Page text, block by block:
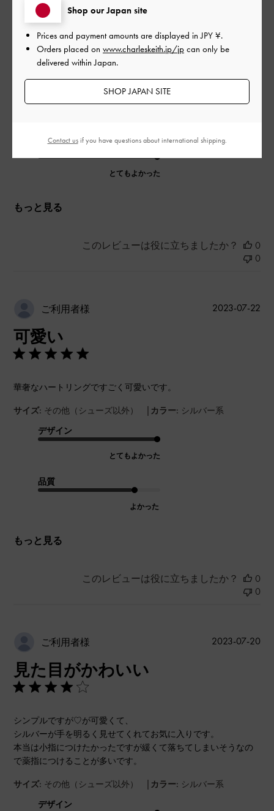
ハートモチーフのものは持っていなかったのですが、とても可
愛く、気に入りました。
サイズ: その他（シューズ以外） |カラー: シルバー系
とてもよかった
もっと見る
このレビューは役に立ちましたか？
0
0
ご利用者様
可愛い
華奢なハートリングですごく可愛いです。
サイズ: その他（シューズ以外） | カラー: シルバー系
デザイン
とてもよかった
品質
よかった
もっと見る
公
2023-07-22
このレビューは役に立ちましたか？
0
0
ご利用者様
見た目がかわいい
シンプルですが♡が可愛くて、
シルバーが手を明るく見せてくれてお気に入りです。
本当は小指につけたかったですが緩くて落ちてしまいそうなの
で薬指につけることが多いです。
サイズ: その他（シューズ以外） | カラー: シルバー系
デザイン
公
2023-07-20
Shop our Japan site
Prices and payment amounts are displayed inJPY ¥.
Orders placed on www.charleskeith.jp/jp can only be
delivered within Japan.
SHOP JAPAN SITE
Contact usif you have questions about international shipping.